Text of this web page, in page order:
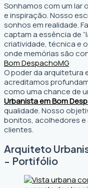
Sonhamos com um lar
e inspiração. Nosso
sonhos em realidade.
captam a essência de
criatividade, técnica e
onde memórias são
Bom DespachoMG
O poder da arquitetura
acreditamos
como uma chance de
Urbanista em Bom
qualidade. Nosso
bonitos, acolhedores
clientes.
Arquiteto
- Portifólio